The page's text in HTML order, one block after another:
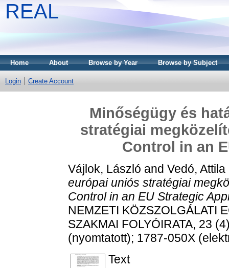
REAL
Home About Browse by Year Browse by Subject
Login Create Account
Minőségügy és
stratégiai
Control in an
Vájlok, László and Vedó, Attila
európai uniós stratégiai
Control in an EU Strategic
NEMZETI KÖZSZOLGÁLATI
SZAKMAI FOLYÓIRATA, 23
(nyomtatott); 1787-050X
Text